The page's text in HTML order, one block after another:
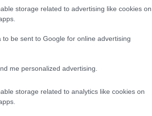
storage related to advertising like cookies on
be sent to Google for online advertising
me personalized advertising.
storage related to analytics like cookies on